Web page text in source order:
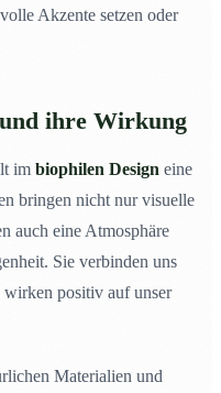
Akzente setzen oder
ihre Wirkung
im biophilen Design eine
bringen nicht nur visuelle
auch eine Atmosphäre
Sie verbinden uns
positiv auf unser
Materialien und